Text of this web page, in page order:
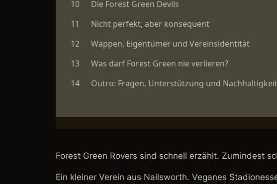
Forest Green Rovers sind schnell erzählt. Zumindest
Ein kleiner Verein aus Nailsworth. Veganes